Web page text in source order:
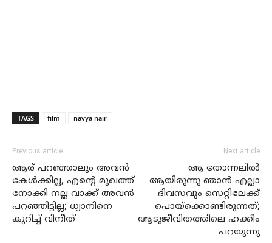
TAGS film navya nair
Previous article
ആര് പറഞ്ഞാലും അവന്‍
കേള്‍ക്കില്ല, എന്റെ മുഖത്ത്
നോക്കി നല്ല വാക്ക് അവന്‍
പറഞ്ഞിട്ടില്ല; ധ്യാനിനെ
കുറിച്ച് വിനീത്
Next article
ആ തോന്നലില്‍
ആയിരുന്നു ഞാന്‍ എല്ലാ
ദിവസവും സെറ്റിലേക്ക്
പൊയ്‌ക്കൊണ്ടിരുന്നത്;
ആടുജീവിതത്തിലെ ഹക്കീം
പറയുന്നു